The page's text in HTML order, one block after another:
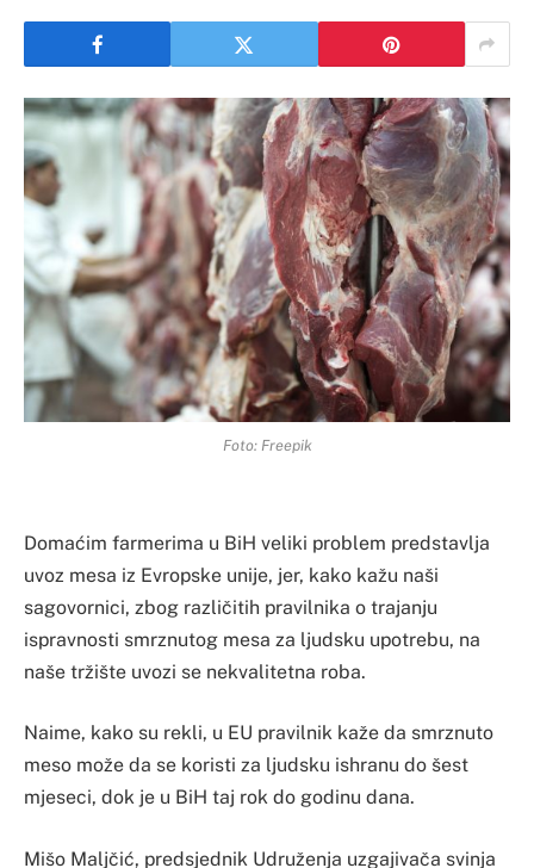
Foto: Freepik
Domaćim farmerima u BiH veliki problem predstavlja
uvoz mesa iz Evropske unije, jer, kako kažu naši
sagovornici, zbog različitih pravilnika o trajanju
ispravnosti smrznutog mesa za ljudsku upotrebu, na
naše tržište uvozi se nekvalitetna roba.
Naime, kako su rekli, u EU pravilnik kaže da smrznuto
meso može da se koristi za ljudsku ishranu do šest
mjeseci, dok je u BiH taj rok do godinu dana.
Mišo Maljčić, predsjednik Udruženja uzgajivača svinja